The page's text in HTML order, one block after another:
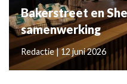
Bakerstreet en
samenwerking
Redactie | 12 juni 2026